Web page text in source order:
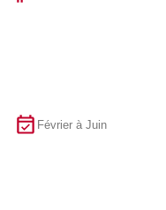
Février à Juin